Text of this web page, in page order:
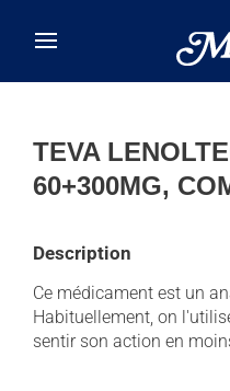
TEVA
60+300MG,
Description
Ce médicament est un
Habituellement, on
sentir son action en